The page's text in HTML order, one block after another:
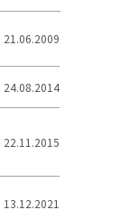
21.06.2009
24.08.2014
22.11.2015
13.12.2021